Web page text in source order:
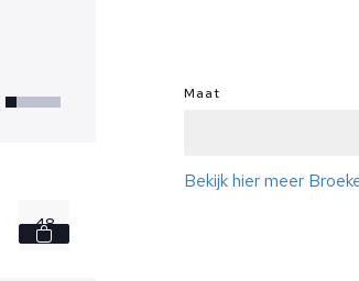
48
Maat
Bekijk hier meer